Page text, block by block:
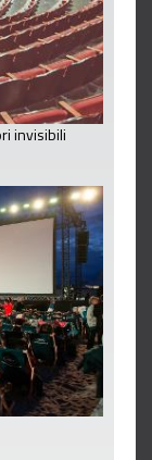
invisibili